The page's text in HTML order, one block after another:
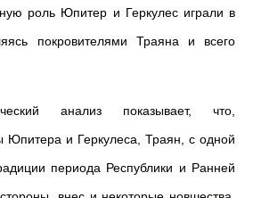
роль Юпитер и Геркулес играли в
покровителями Траяна и всего
анализ показывает, что,
Юпитера и Геркулеса, Траян, с одной
периода Республики и Ранней